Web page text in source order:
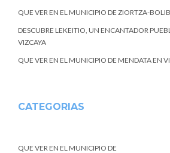
QUE VER EN EL MUNICIPIO DE ZIORTZA-
DESCUBRE LEKEITIO, UN ENCANTADOR
VIZCAYA
QUE VER EN EL MUNICIPIO DE MENDATA EN
CATEGORIAS
QUE VER EN EL MUNICIPIO DE